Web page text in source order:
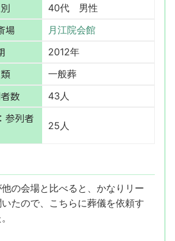
40代 男性
場 月江院会館
2012年
一般葬
数 43人
参列者
25人
の会場と比べると、かなりリー
たので、こちらに葬儀を依頼す